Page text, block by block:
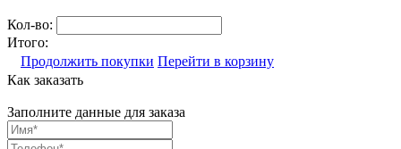
Кол-во:
Итого:
Продолжить покупки Перейти в корзину
Как заказать
Заполните данные для заказа